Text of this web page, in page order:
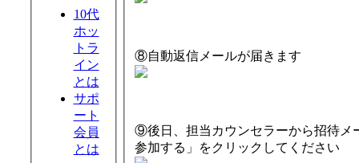
10代
ホッ
トラ
イン
とは
サポ
ート
会員
とは
⑧自動返信メールが届きます
⑨後日、担当カウンセラーから招待メ
参加する」をクリックしてください